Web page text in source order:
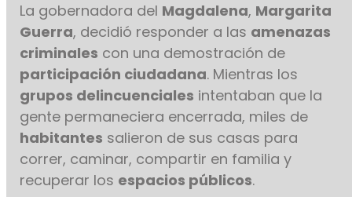
La gobernadora del Magdalena, Margarita
Guerra, decidió responder a las amenazas
criminales con una demostración de
participación ciudadana. Mientras los
grupos delincuenciales intentaban que la
gente permaneciera encerrada, miles de
habitantes salieron de sus casas para
correr, caminar, compartir en familia y
recuperar los espacios públicos.